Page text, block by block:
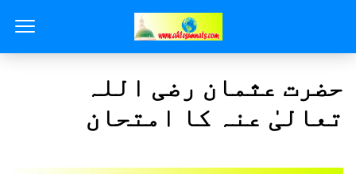
حضرت عثمان رضی اللہ
تعالیٰ عنہ کا امتحان